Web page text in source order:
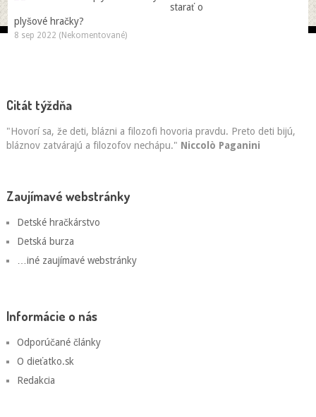
starať o
plyšové hračky?
8 sep 2022 (Nekomentované)
Citát týždňa
"Hovorí sa, že deti, blázni a filozofi hovoria pravdu. Preto deti bijú,
bláznov zatvárajú a filozofov nechápu." Niccolò Paganini
Zaujímavé webstránky
Detské hračkárstvo
Detská burza
…iné zaujímavé webstránky
Informácie o nás
Odporúčané články
O dieťatko.sk
Redakcia